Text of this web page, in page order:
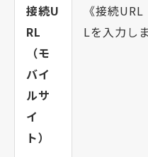
接続U
RL
（モ
バイ
ルサ
イ
ト）
《接続
Lを入力しま